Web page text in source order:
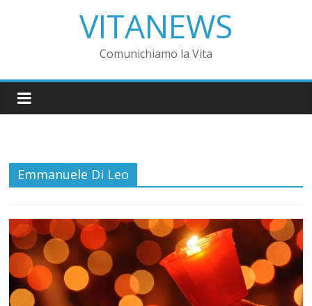
VITANEWS
Comunichiamo la Vita
Emmanuele Di Leo